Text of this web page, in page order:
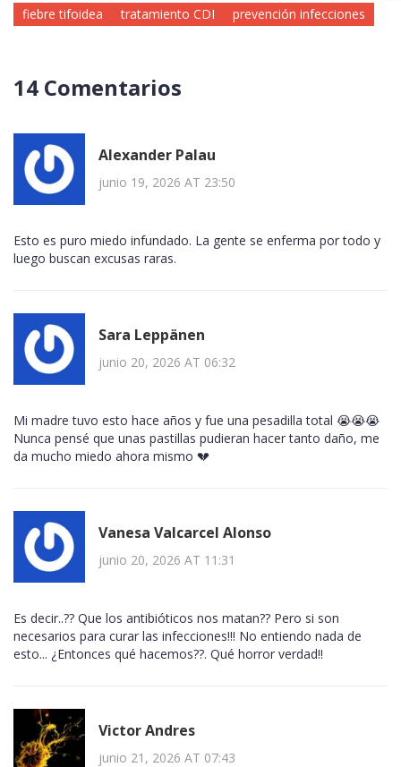
fiebre tifoidea
tratamiento CDI prevención infecciones
14 Comentarios
Alexander Palau
junio 19, 2026 AT 23:50
Esto es puro miedo infundado. La gente se enferma por todo y
luego buscan excusas raras.
Sara Leppänen
junio 20, 2026 AT 06:32
Mi madre tuvo esto hace años y fue una pesadilla total 😭😭😭
Nunca pensé que unas pastillas pudieran hacer tanto daño, me
da mucho miedo ahora mismo 💔
Vanesa Valcarcel Alonso
junio 20, 2026 AT 11:31
Es decir..?? Que los antibióticos nos matan?? Pero si son
necesarios para curar las infecciones!!! No entiendo nada de
esto... ¿Entonces qué hacemos??. Qué horror verdad!!
Victor Andres
junio 21, 2026 AT 07:43